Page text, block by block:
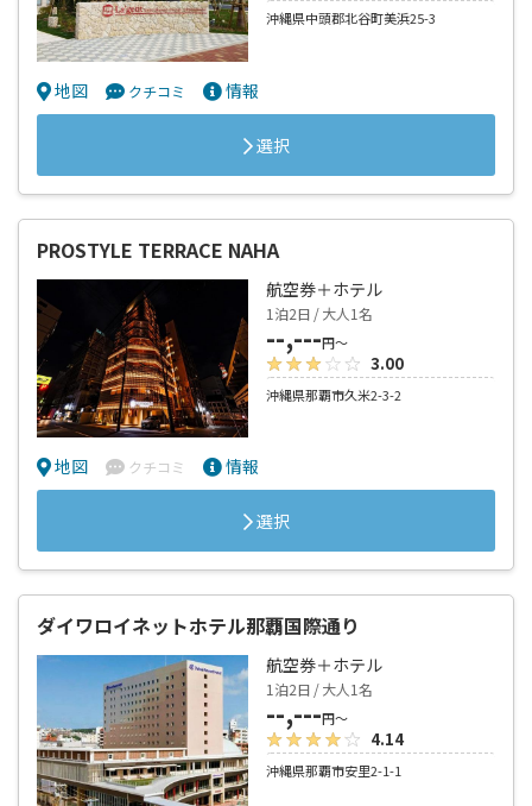
沖縄県中頭郡北谷町美浜25-3
地図 クチコミ 情報
選択
PROSTYLE TERRACE NAHA
航空券＋ホテル
1泊2日 / 大人1名
--,---円～
3.00
沖縄県那覇市久米2-3-2
地図 クチコミ 情報
選択
ダイワロイネットホテル那覇国際通り
航空券＋ホテル
1泊2日 / 大人1名
--,---円～
4.14
沖縄県那覇市安里2-1-1